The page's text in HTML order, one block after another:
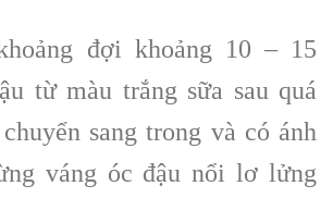
đợi khoảng 10 – 15
từ màu trắng sữa sau quá
sang trong và có ánh
váng óc đậu nổi lơ lửng